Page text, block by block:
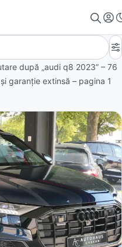
după „audi q8 2023” – 76
garanție extinsă – pagina 1